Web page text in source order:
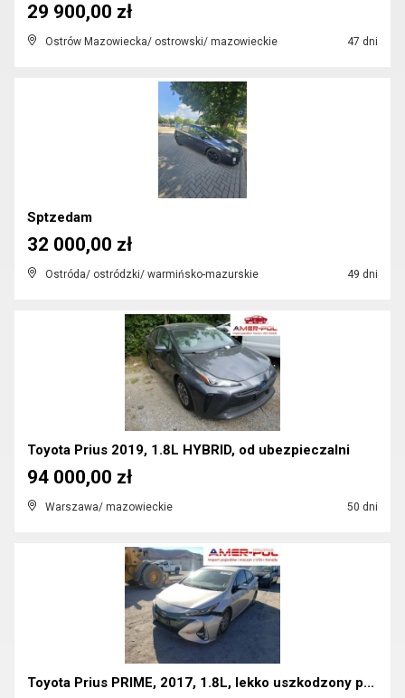
Ostrów Mazowiecka/ ostrowski/ mazowieckie 47 dni
29 900,00 zł
Sptzedam
Ostróda/ ostródzki/ warmińsko-mazurskie 49 dni
32 000,00 zł
Toyota Prius 2019, 1.8L HYBRID, od ubezpieczalni
Warszawa/ mazowieckie 50 dni
94 000,00 zł
Toyota Prius PRIME, 2017, 1.8L, lekko uszkodzony p...